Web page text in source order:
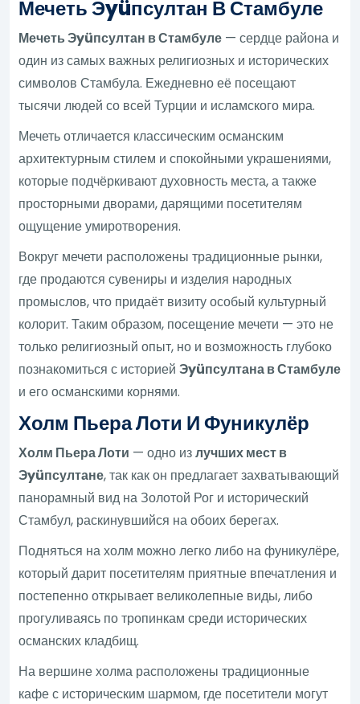
Мечеть Эyüпсултан В Стамбуле
Мечеть Эyüпсултан в Стамбуле — сердце района и
один из самых важных религиозных и исторических
символов Стамбула. Ежедневно её посещают
тысячи людей со всей Турции и исламского мира.
Мечеть отличается классическим османским
архитектурным стилем и спокойными украшениями,
которые подчёркивают духовность места, а также
просторными дворами, дарящими посетителям
ощущение умиротворения.
Вокруг мечети расположены традиционные рынки,
где продаются сувениры и изделия народных
промыслов, что придаёт визиту особый культурный
колорит. Таким образом, посещение мечети — это не
только религиозный опыт, но и возможность глубоко
познакомиться с историейЭyüпсултана в Стамбуле
и его османскими корнями.
Холм Пьера Лоти И Фуникулёр
Холм Пьера Лоти — одно излучших мест в
Эyüпсултане, так как он предлагает захватывающий
панорамный вид на Золотой Рог и исторический
Стамбул, раскинувшийся на обоих берегах.
Подняться на холм можно легко либо на фуникулёре,
который дарит посетителям приятные впечатления и
постепенно открывает великолепные виды, либо
прогуливаясь по тропинкам среди исторических
османских кладбищ.
На вершине холма расположены традиционные
кафе с историческим шармом, где посетители могут